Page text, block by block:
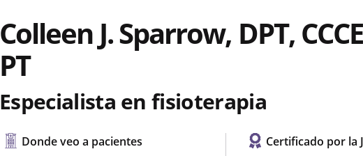
Colleen J. Sparrow, DPT,
PT
Especialista en fisioterapia
Donde veo a pacientes Certificado por la